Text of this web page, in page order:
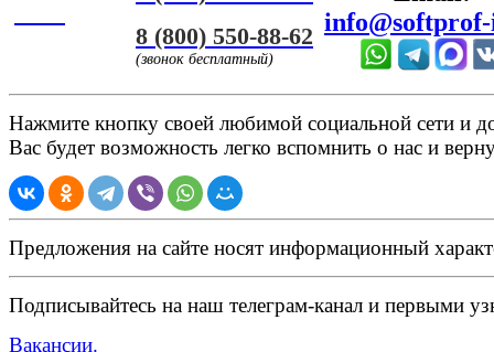
8 (800) 550-88-62
(звонок бесплатный)
Нажмите кнопку своей любимой социальной сети и
Вас будет возможность легко вспомнить о нас и
Предложения на сайте носят информационный
Подписывайтесь на наш телеграм-канал и первыми
Вакансии.